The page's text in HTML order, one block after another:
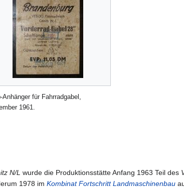
Anhänger für Fahrradgabel,
1961.
N/L wurde die Produktionsstätte Anfang 1963 Teil des
1978 im Kombinat Fortschritt Landmaschinenbau